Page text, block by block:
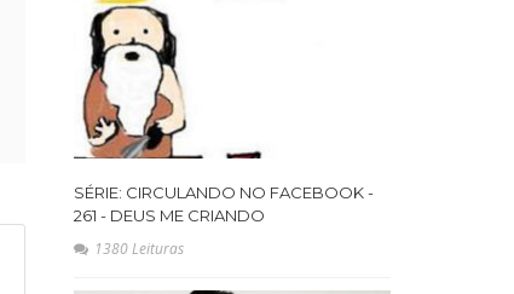
SÉRIE: CIRCULANDO NO FACEBOOK -
261 - DEUS ME CRIANDO
1380 Leituras